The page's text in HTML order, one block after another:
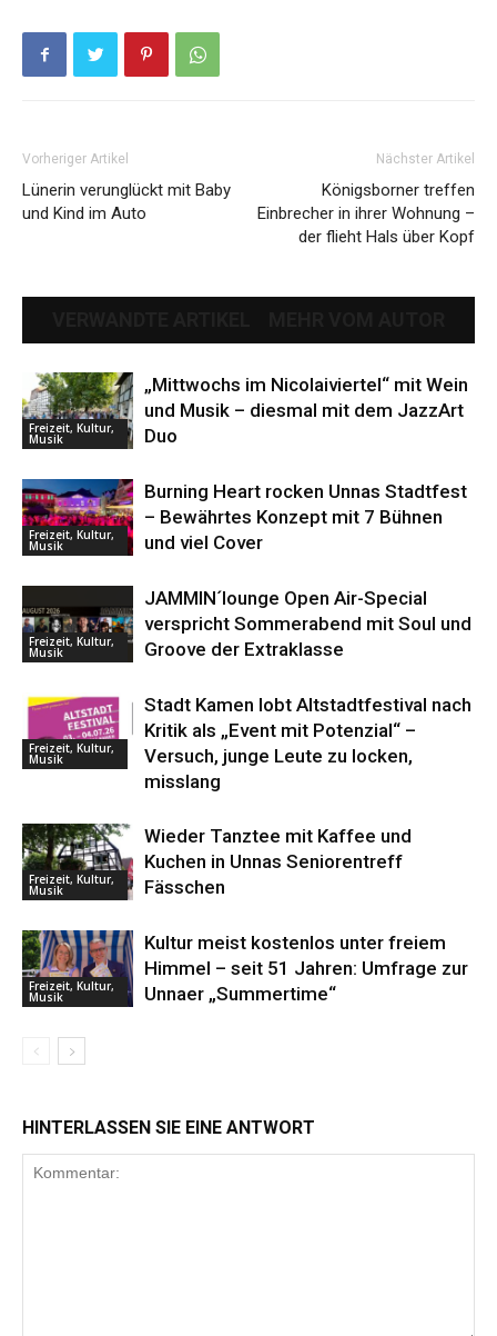
Vorheriger Artikel
Lünerin verunglückt mit Baby
und Kind im Auto
Nächster Artikel
Königsborner treffen
Einbrecher in ihrer Wohnung –
der flieht Hals über Kopf
Freizeit, Kultur,
Musik
„Mittwochs im Nicolaiviertel“ mit Wein
und Musik – diesmal mit dem JazzArt
Duo
Freizeit, Kultur,
Musik
Burning Heart rocken Unnas Stadtfest
– Bewährtes Konzept mit 7 Bühnen
und viel Cover
Freizeit, Kultur,
Musik
JAMMIN´lounge Open Air-Special
verspricht Sommerabend mit Soul und
Groove der Extraklasse
Freizeit, Kultur,
Musik
Stadt Kamen lobt Altstadtfestival nach
Kritik als „Event mit Potenzial“ –
Versuch, junge Leute zu locken,
misslang
Freizeit, Kultur,
Musik
Wieder Tanztee mit Kaffee und
Kuchen in Unnas Seniorentreff
Fässchen
Freizeit, Kultur,
Musik
Kultur meist kostenlos unter freiem
Himmel – seit 51 Jahren: Umfrage zur
Unnaer „Summertime“
HINTERLASSEN SIE EINE ANTWORT